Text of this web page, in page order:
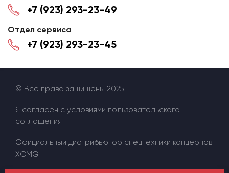
+7 (923) 293-23-49
Отдел сервиса
+7 (923) 293-23-45
© Все права защищены 2025
Я согласен с условиями пользовательского
соглашения
Официальный дистрибьютор спецтехники концернов
XCMG .